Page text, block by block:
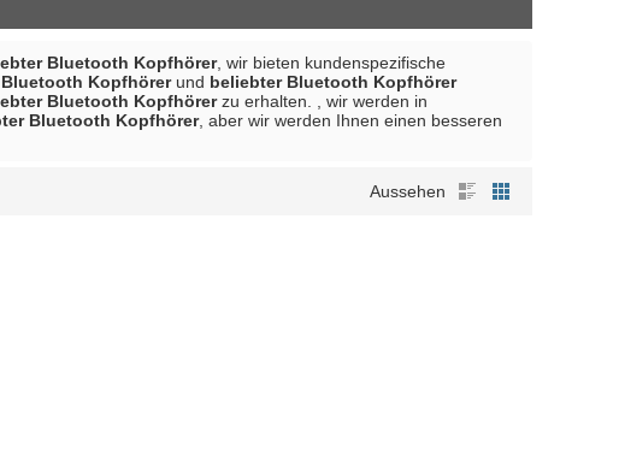
Bluetooth Kopfhörer, wir bieten kundenspezifische
Kopfhörerund beliebter Bluetooth Kopfhörer
Bluetooth Kopfhörerzu erhalten. , wir werden in
Bluetooth Kopfhörer, aber wir werden Ihnen einen besseren
Aussehen